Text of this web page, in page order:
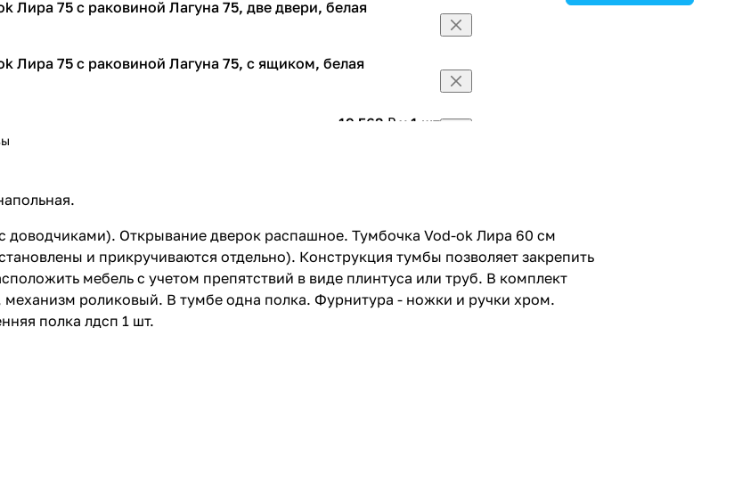
Лира 75 с раковиной Лагуна 75, две двери, белая
Лира 75 с раковиной Лагуна 75, с ящиком, белая
19 563 ₽ x 1 шт
Лира 105 с раковиной Лагуна 105, с корзиной, белая
Лира 85 с раковиной Лагуна 85, с корзиной, напольная,
Открывание дверок распашное. Тумбочка Vod-ok Лира 60 см
и прикручиваются отдельно). Конструкция тумбы позволяет закрепить
мебель с учетом препятствий в виде плинтуса или труб. В комплект
роликовый. В тумбе одна полка. Фурнитура - ножки и ручки хром.
полка лдсп 1 шт.